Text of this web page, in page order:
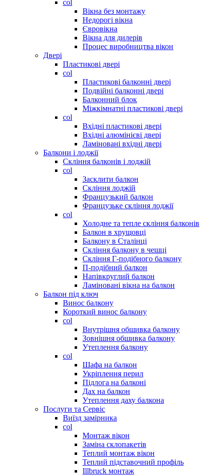
col
Вікна без монтажу
Недорогі вікна
Євровікна
Вікна для дилерів
Процес виробництва вікон
Двері
Пластикові двері
col
Пластикові балконні двері
Подвійні балконні двері
Балконний блок
Міжкімнатні пластикові двері
col
Вхідні пластикові двері
Вхідні алюмінієві двері
Ламіновані вхідні двері
Балкони і лоджії
Скління балконів і лоджій
col
Засклити балкон
Скління лоджій
Французький балкон
Французьке скління лоджії
col
Холодне та тепле скління балконів
Балкон в хрущовці
Балкону в Сталінці
Скління балкону в чешці
Скління Г-подібного балкону
П-подібний балкон
Напівкруглий балкон
Ламіновані вікна на балкон
Балкон під ключ
Винос балкону
Короткий винос балкону
col
Внутрішня обшивка балкону
Зовнішня обшивка балкону
Утеплення балкону
col
Шафа на балкон
Укріплення перил
Підлога на балконі
Дах на балкон
Утеплення даху балкона
Послуги та Сервіс
Виїзд замірника
col
Монтаж вікон
Заміна склопакетів
Теплий монтаж вікон
Теплий підставочний профіль
Illbruck монтаж